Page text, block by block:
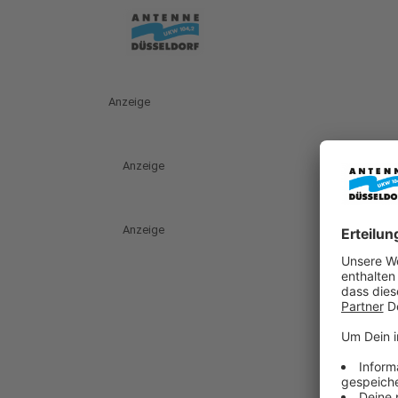
Anzeige
Anzeige
Anzeige